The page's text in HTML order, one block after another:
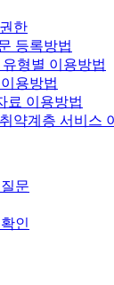
한
등록방법
유형별 이용방법
용방법
료 이용방법
약계층 서비스
문
인